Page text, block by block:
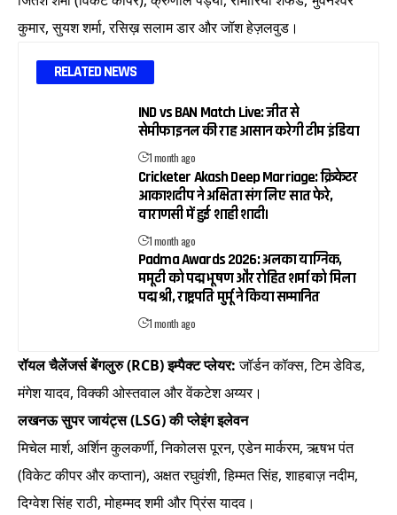
कुमार, सुयश शर्मा, रसिख़ सलाम डार और जॉश हेज़लवुड।
RELATED NEWS
IND vs BAN Match Live: जीत से
सेमीफाइनल की राह आसान करेगी टीम इंडिया
1 month ago
Cricketer Akash Deep Marriage: क्रिकेटर
आकाशदीप ने अक्षिता संग लिए सात फेरे,
वाराणसी में हुई शाही शादी।
1 month ago
Padma Awards 2026: अलका याग्निक,
ममूटी को पद्म भूषण और रोहित शर्मा को मिला
पद्म श्री, राष्ट्रपति मुर्मू ने किया सम्मानित
1 month ago
रॉयल चैलेंजर्स बेंगलुरु (RCB) इम्पैक्ट प्लेयर:जॉर्डन कॉक्स, टिम डेविड,
मंगेश यादव, विक्की ओस्तवाल और वेंकटेश अय्यर।
लखनऊ सुपर जायंट्स (LSG) की प्लेइंग इलेवन
मिचेल मार्श, अर्शिन कुलकर्णी, निकोलस पूरन, एडेन मार्करम, ऋषभ पंत
(विकेट कीपर और कप्तान), अक्षत रघुवंशी, हिम्मत सिंह, शाहबाज़ नदीम,
दिग्वेश सिंह राठी, मोहम्मद शमी और प्रिंस यादव।